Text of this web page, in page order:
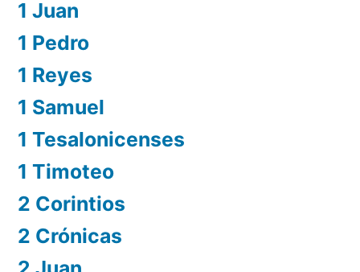
1 Juan
1 Pedro
1 Reyes
1 Samuel
1 Tesalonicenses
1 Timoteo
2 Corintios
2 Crónicas